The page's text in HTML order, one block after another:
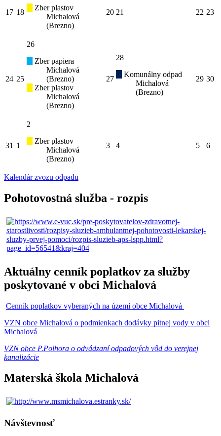
17 18
Zber plastov
Michalová
(Brezno)
20 21 22 23
24 25
26
Zber papiera
Michalová
(Brezno)
Zber plastov
Michalová
(Brezno)
27
28
Komunálny odpad
Michalová
(Brezno)
29 30
31 1
2
Zber plastov
Michalová
(Brezno)
3 4 5 6
Kalendár zvozu odpadu
Pohotovostná služba - rozpis
Aktuálny cenník poplatkov za služby
poskytované v obci Michalová
Cenník poplatkov vyberaných na území obce Michalová
VZN obce Michalová o podmienkach dodávky pitnej vody v obci
Michalová
VZN obce P.Polhora o odvádzaní odpadových vôd do verejnej
kanalizácie
Materská škola Michalová
Návštevnosť